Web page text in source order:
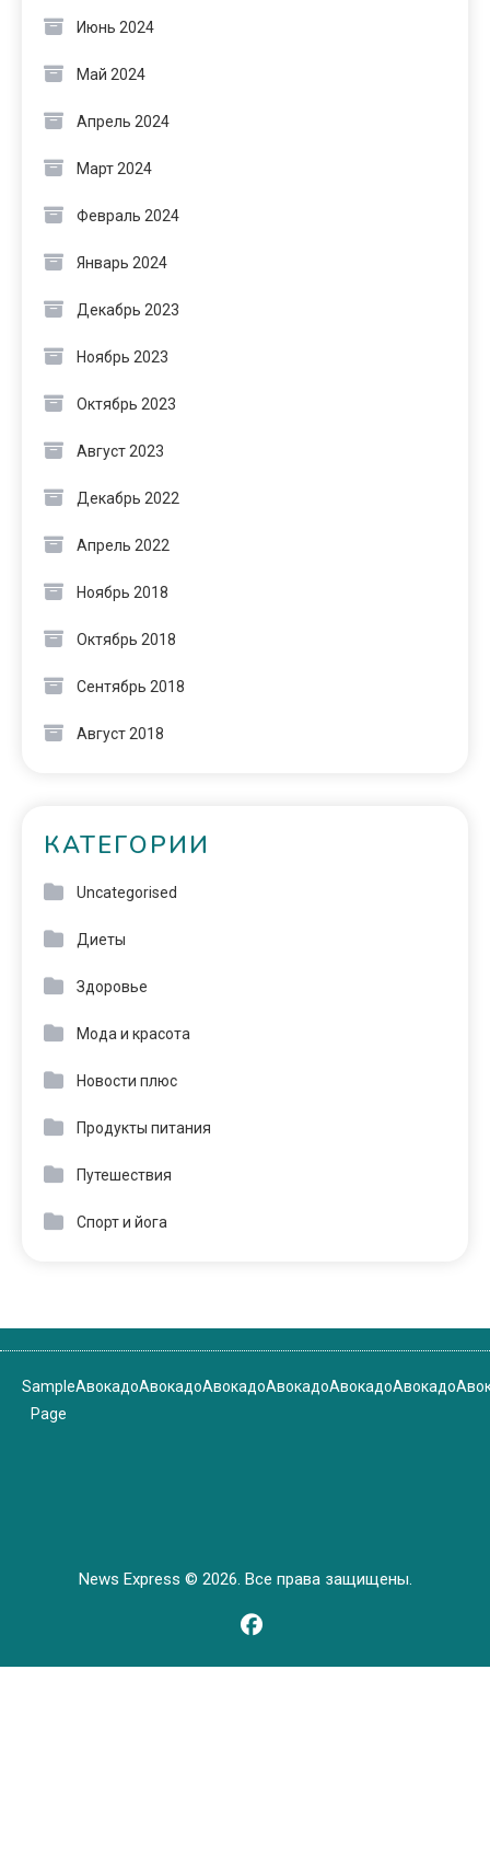
Июнь 2024
Май 2024
Апрель 2024
Март 2024
Февраль 2024
Январь 2024
Декабрь 2023
Ноябрь 2023
Октябрь 2023
Август 2023
Декабрь 2022
Апрель 2022
Ноябрь 2018
Октябрь 2018
Сентябрь 2018
Август 2018
КАТЕГОРИИ
Uncategorised
Диеты
Здоровье
Мода и красота
Новости плюс
Продукты питания
Путешествия
Спорт и йога
Sample
Page
АвокадоАвокадоАвокадоАвокадоАвокадоАвокадо
News Express © 2026. Все права защищены.